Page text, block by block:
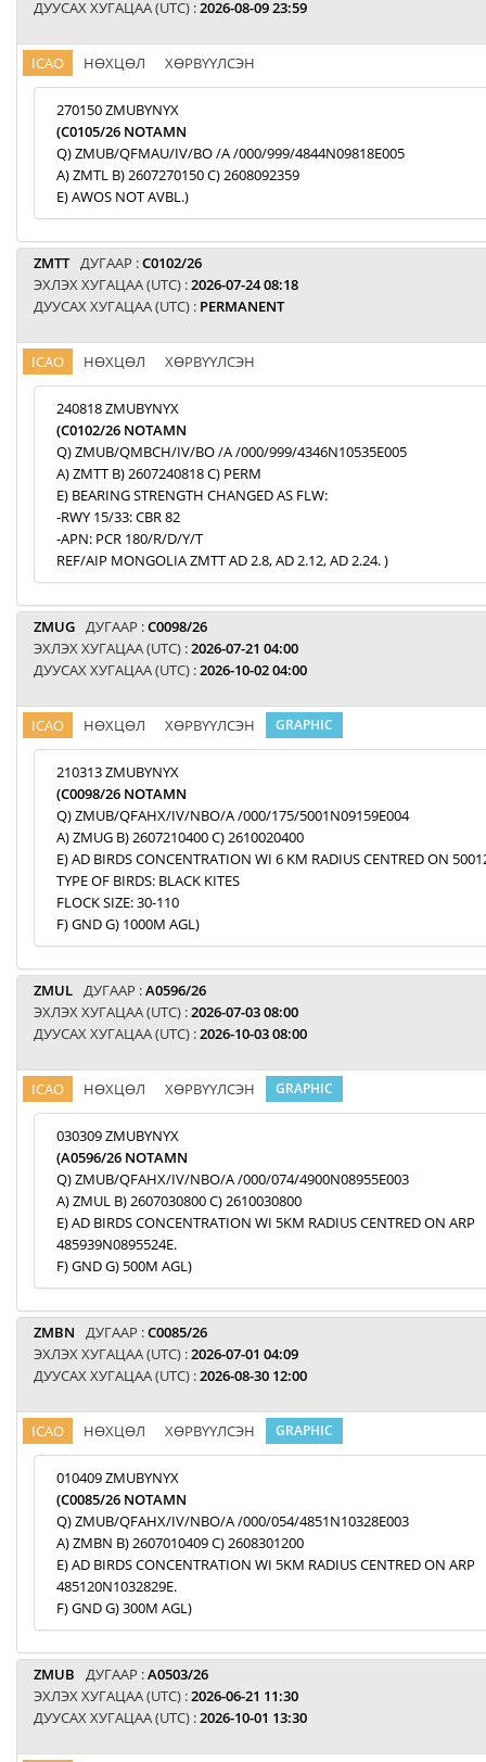
ДУУСАХ ХУГАЦАА (UTC) :2026-08-09 23:59
ICAO НӨХЦӨЛ ХӨРВҮҮЛСЭН
270150 ZMUBYNYX
(C0105/26 NOTAMN
Q) ZMUB/QFMAU/IV/BO /A /000/999/4844N09818E005
A) ZMTL B) 2607270150 C) 2608092359
E) AWOS NOT AVBL.)
ZMTT ДУГААР :C0102/26
ЭХЛЭХ ХУГАЦАА (UTC) :2026-07-24 08:18
ДУУСАХ ХУГАЦАА (UTC) : PERMANENT
ICAO НӨХЦӨЛ ХӨРВҮҮЛСЭН
240818 ZMUBYNYX
(C0102/26 NOTAMN
Q) ZMUB/QMBCH/IV/BO /A /000/999/4346N10535E005
A) ZMTT B) 2607240818 C) PERM
E) BEARING STRENGTH CHANGED AS FLW:
-RWY 15/33: CBR 82
-APN: PCR 180/R/D/Y/T
REF/AIP MONGOLIA ZMTT AD 2.8, AD 2.12, AD 2.24. )
ZMUG ДУГААР :C0098/26
ЭХЛЭХ ХУГАЦАА (UTC) :2026-07-21 04:00
ДУУСАХ ХУГАЦАА (UTC) :2026-10-02 04:00
ICAO НӨХЦӨЛ ХӨРВҮҮЛСЭН GRAPHIC
210313 ZMUBYNYX
(C0098/26 NOTAMN
Q) ZMUB/QFAHX/IV/NBO/A /000/175/5001N09159E004
A) ZMUG B) 2607210400 C) 2610020400
E) AD BIRDS CONCENTRATION WI 6 KM RADIUS CENTRED ON
TYPE OF BIRDS: BLACK KITES
FLOCK SIZE: 30-110
F) GND G) 1000M AGL)
ZMUL ДУГААР :A0596/26
ЭХЛЭХ ХУГАЦАА (UTC) :2026-07-03 08:00
ДУУСАХ ХУГАЦАА (UTC) :2026-10-03 08:00
ICAO НӨХЦӨЛ ХӨРВҮҮЛСЭН GRAPHIC
030309 ZMUBYNYX
(A0596/26 NOTAMN
Q) ZMUB/QFAHX/IV/NBO/A /000/074/4900N08955E003
A) ZMUL B) 2607030800 C) 2610030800
E) AD BIRDS CONCENTRATION WI 5KM RADIUS CENTRED ON ARP
485939N0895524E.
F) GND G) 500M AGL)
ZMBN ДУГААР :C0085/26
ЭХЛЭХ ХУГАЦАА (UTC) :2026-07-01 04:09
ДУУСАХ ХУГАЦАА (UTC) :2026-08-30 12:00
ICAO НӨХЦӨЛ ХӨРВҮҮЛСЭН GRAPHIC
010409 ZMUBYNYX
(C0085/26 NOTAMN
Q) ZMUB/QFAHX/IV/NBO/A /000/054/4851N10328E003
A) ZMBN B) 2607010409 C) 2608301200
E) AD BIRDS CONCENTRATION WI 5KM RADIUS CENTRED ON ARP
485120N1032829E.
F) GND G) 300M AGL)
ZMUB ДУГААР :A0503/26
ЭХЛЭХ ХУГАЦАА (UTC) :2026-06-21 11:30
ДУУСАХ ХУГАЦАА (UTC) :2026-10-01 13:30